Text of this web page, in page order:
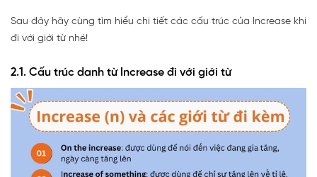
Sau đây hãy cùng tìm hiểu chi tiết các cấu trúc của Increase khi
đi với giới từ nhé!
2.1. Cấu trúc danh từ Increase đi với giới từ